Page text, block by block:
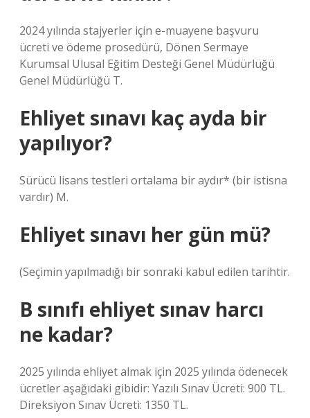
2024 yılında stajyerler için e-muayene başvuru
ücreti ve ödeme prosedürü, Dönen Sermaye
Kurumsal Ulusal Eğitim Desteği Genel Müdürlüğü
Genel Müdürlüğü T.
Ehliyet sınavı kaç ayda bir
yapılıyor?
Sürücü lisans testleri ortalama bir aydır* (bir istisna
vardır) M.
Ehliyet sınavı her gün mü?
(Seçimin yapılmadığı bir sonraki kabul edilen tarihtir.
B sınıfı ehliyet sınav harcı
ne kadar?
2025 yılında ehliyet almak için 2025 yılında ödenecek
ücretler aşağıdaki gibidir: Yazılı Sınav Ücreti: 900 TL.
Direksiyon Sınav Ücreti: 1350 TL.